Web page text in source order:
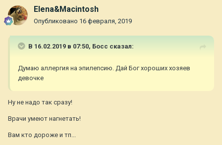
Elena&Macintosh
Опубликовано 16 февраля, 2019
В 16.02.2019 в 07:50, Босс сказал:
Думаю аллергия на эпилепсию. Дай Бог хороших хозяев
девочке
Ну не надо так сразу!
Врачи умеют нагнетать!
Вам кто дороже и тп...